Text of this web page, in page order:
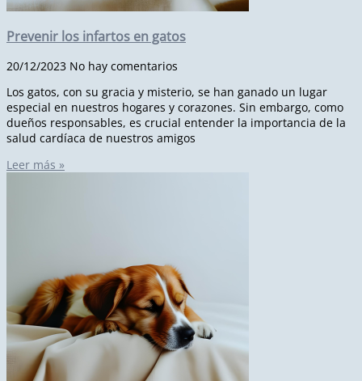
Prevenir los infartos en gatos
20/12/2023 No hay comentarios
Los gatos, con su gracia y misterio, se han ganado un lugar
especial en nuestros hogares y corazones. Sin embargo, como
dueños responsables, es crucial entender la importancia de la
salud cardíaca de nuestros amigos
Leer más »